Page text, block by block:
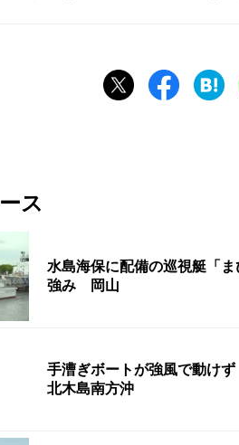
ス
水島海保に配備の巡視艇「
強み 岡山
手漕ぎボートが強風で動け
北木島南方沖